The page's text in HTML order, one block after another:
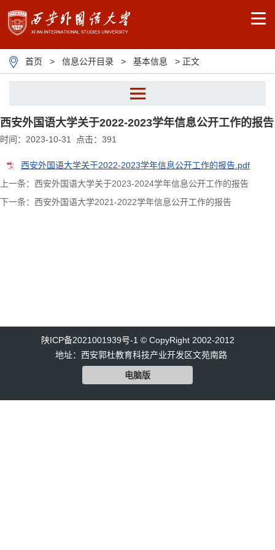
首页 > 信息公开目录 > 基本信息 > 正文
相关文件
信息公开目录
西安外国语大学关于2022-2023学年信息公开工作的报告
时间：2023-10-31 点击： 391
西安外国语大学关于2022-2023学年信息公开工作的报告.pdf
上一条：西安外国语大学关于2023-2024学年信息公开工作的报告
下一条：西安外国语大学2021-2022学年信息公开工作的报告
陕ICP备2021001939号-1 © CopyRight 2002-2012
地址：西安郭杜教育科技产业开发区文苑南路
电脑版